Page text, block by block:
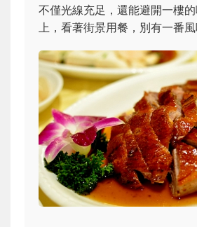
不僅光線充足，還能避開一樓
上，看著街景用餐，別有一番風